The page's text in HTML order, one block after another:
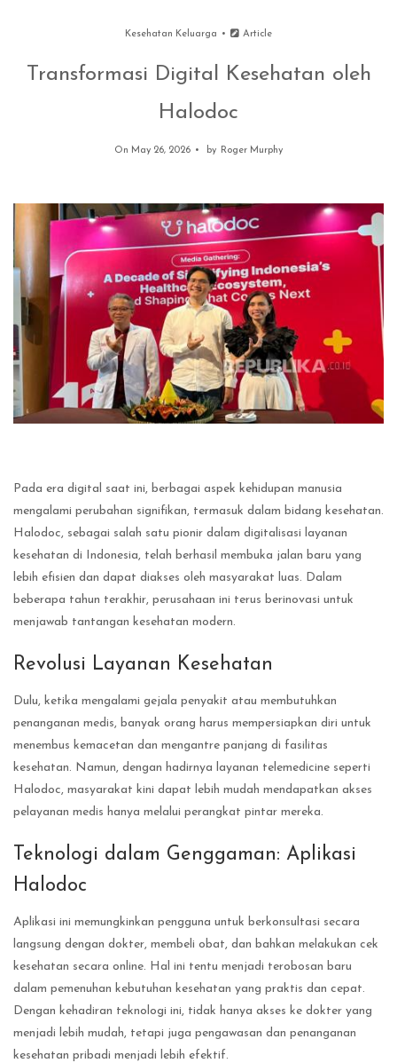
Kesehatan Keluarga Article
Transformasi Digital Kesehatan oleh
Halodoc
On May 26, 2026 by Roger Murphy
Pada era digital saat ini, berbagai aspek kehidupan manusia
mengalami perubahan signifikan, termasuk dalam bidang kesehatan.
Halodoc, sebagai salah satu pionir dalam digitalisasi layanan
kesehatan di Indonesia, telah berhasil membuka jalan baru yang
lebih efisien dan dapat diakses oleh masyarakat luas. Dalam
beberapa tahun terakhir, perusahaan ini terus berinovasi untuk
menjawab tantangan kesehatan modern.
Revolusi Layanan Kesehatan
Dulu, ketika mengalami gejala penyakit atau membutuhkan
penanganan medis, banyak orang harus mempersiapkan diri untuk
menembus kemacetan dan mengantre panjang di fasilitas
kesehatan. Namun, dengan hadirnya layanan telemedicine seperti
Halodoc, masyarakat kini dapat lebih mudah mendapatkan akses
pelayanan medis hanya melalui perangkat pintar mereka.
Teknologi dalam Genggaman: Aplikasi
Halodoc
Aplikasi ini memungkinkan pengguna untuk berkonsultasi secara
langsung dengan dokter, membeli obat, dan bahkan melakukan cek
kesehatan secara online. Hal ini tentu menjadi terobosan baru
dalam pemenuhan kebutuhan kesehatan yang praktis dan cepat.
Dengan kehadiran teknologi ini, tidak hanya akses ke dokter yang
menjadi lebih mudah, tetapi juga pengawasan dan penanganan
kesehatan pribadi menjadi lebih efektif.